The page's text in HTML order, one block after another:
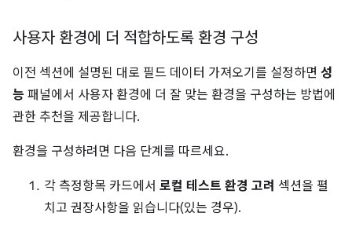
사용자 환경에 더 적합하도록 환경 구성
이전 섹션에 설명된 대로 필드 데이터 가져오기를 설정하면 성
능 패널에서 사용자 환경에 더 잘 맞는 환경을 구성하는 방법에
관한 추천을 제공합니다.
환경을 구성하려면 다음 단계를 따르세요.
각 측정항목 카드에서 로컬 테스트 환경 고려 섹션을 펼
치고 권장사항을 읽습니다(있는 경우).